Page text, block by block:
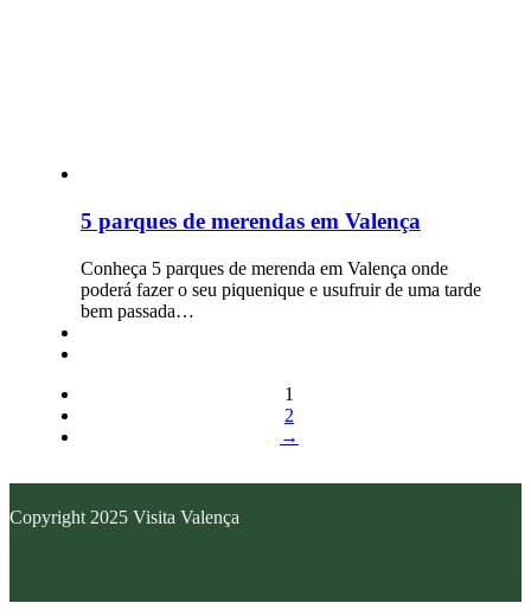
5 parques de merendas em Valença
Conheça 5 parques de merenda em Valença onde
poderá fazer o seu piquenique e usufruir de uma tarde
bem passada…
1
2
→
Copyright 2025 Visita Valença